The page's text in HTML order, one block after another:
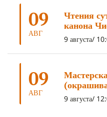
ОТРЕЧЕНИЕ
ПОДНОШЕНИЯ (4)
ГАНДЕН ЛХАГЬЯМА(3)
ШАМАТХА(3) НИРВАНА
ТРЕНИРОВКА УМА(3)
ПРЕДВАРИТЕЛЬНЫЕ
ЧОКОР ДЮЧЕН (3)
09
АВГ
Чтения
канона
9 августа/
09
АВГ
9 августа/